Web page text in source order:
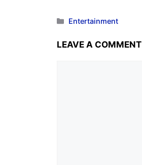
Entertainment
LEAVE A COMMENT